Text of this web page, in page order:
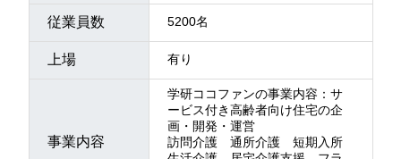
従業員数 5200名
上場 有り
事業内容
学研ココファンの事業内容：サ
ービス付き高齢者向け住宅の企
画・開発・運営
訪問介護 通所介護 短期入所